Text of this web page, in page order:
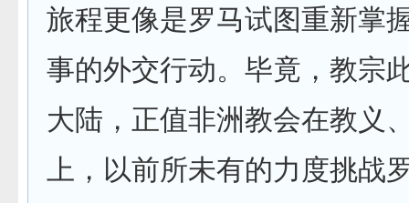
旅程更像是罗马试图重新掌
事的外交行动。毕竟，教宗
大陆，正值非洲教会在教义
上，以前所未有的力度挑战